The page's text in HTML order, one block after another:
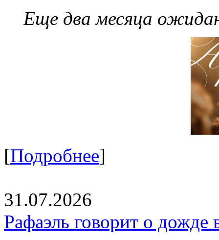
Еще два месяца
[Подробнее]
31.07.2026
Рафаэль говорит о дожде